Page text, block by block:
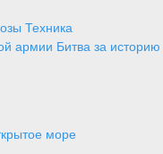
Техника
армии Битва за историю
море